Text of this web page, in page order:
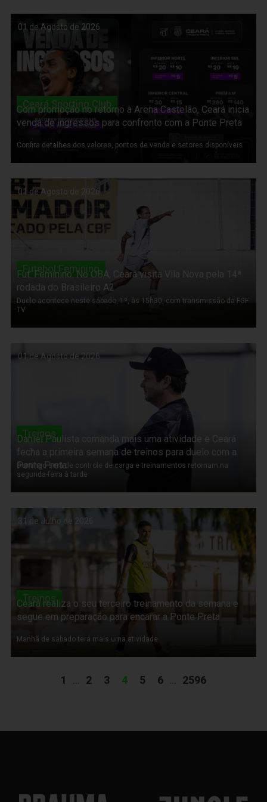
01 de Agosto de 2026
Ceará Sporting Club
Com promoção no retorno à Arena Castelão, Ceará inicia
venda de ingressos para confronto com a Ponte Preta
Confira detalhes dos valores, pontos de venda e setores disponíveis
01 de Agosto de 2026
Futebol Feminino
Fut. Feminino: No OBA, Ceará visita Vila Nova pela 14ª
rodada do Brasileiro A2
Duelo acontece neste sábado, 1º, às 15h30, com transmissão da FGF
TV
01 de Agosto de 2026
Treinos
Daniel Paulista comanda mais uma atividade e Ceará
fecha a primeira semana de treinos para duelo com a
Ponte Preta
Domingo será de controle de carga e treinamentos retornam na
segunda-feira à tarde
31 de Julho de 2026
Treinos
Ceará realiza o seu terceiro treinamento da semana e
segue em preparação para encarar a Ponte Preta
Manhã de sábado terá mais uma atividade
1 ... 2 3 4 5 6 ... 2596